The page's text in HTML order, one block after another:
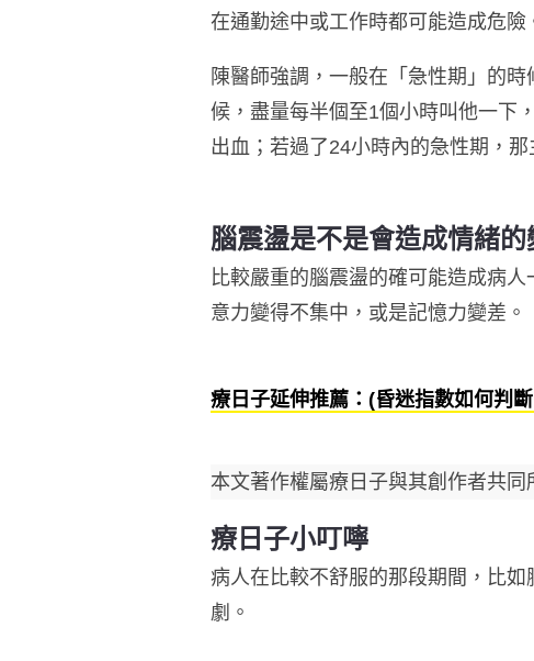
在通勤途中或工作時都可能造成危險
陳醫師強調，一般在「急性期」的
候，盡量每半個至1個小時叫他一下
出血；若過了24小時內的急性期，
腦震盪是不是會造成情緒
比較嚴重的腦震盪的確可能造成病
意力變得不集中，或是記憶力變差。
療日子延伸推薦：(昏迷指數如何判
本文著作權屬療日子與其創作者共
療日子小叮嚀
病人在比較不舒服的那段期間，比
劇。